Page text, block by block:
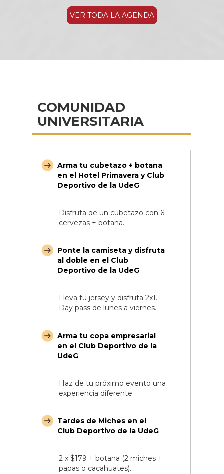
VER TODA LA AGENDA
COMUNIDAD
UNIVERSITARIA
Arma tu cubetazo + botana
en el Hotel Primavera y Club
Deportivo de la UdeG
Disfruta de un cubetazo con 6
cervezas + botana.
Ponte la camiseta y disfruta
al doble en el Club
Deportivo de la UdeG
Lleva tu jersey y disfruta 2x1.
Day pass de lunes a viernes.
Arma tu copa empresarial
en el Club Deportivo de la
UdeG
Haz de tu próximo evento una
experiencia diferente.
Tardes de Miches en el
Club Deportivo de la UdeG
2 x $179 + botana (2 miches +
papas o cacahuates).